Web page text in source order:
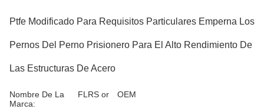
Ptfe Modificado Para Requisitos Particulares Emperna Los
Pernos Del Perno Prisionero Para El Alto Rendimiento De
Las Estructuras De Acero
Nombre De La
Marca:
FLRS or OEM